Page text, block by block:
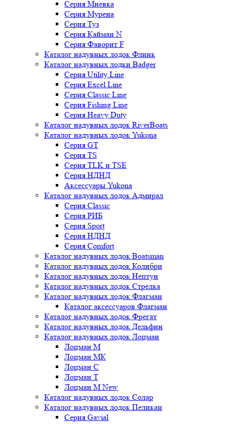
Серия Мневка
Серия Мурена
Серия Туз
Серия Кайман N
Серия Фаворит F
Каталог надувных лодок Флинк
Каталог надувных лодки Badger
Серия Utility Line
Серия Excel Line
Серия Classic Line
Серия Fishing Line
Серия Heavy Duty
Каталог надувных лодок RiverBoats
Каталог надувных лодок Yukona
Серия GT
Серия TS
Серия TLK и TSE
Серия НДНД
Аксессуары Yukona
Каталог надувных лодок Адмирал
Серия Classic
Серия РИБ
Серия Sport
Серия НДНД
Серия Comfort
Каталог надувных лодок Boatsman
Каталог надувных лодок Колибри
Каталог надувных лодок Нептун
Каталог надувных лодок Стрелка
Каталог надувных лодок Флагман
Каталог аксессуаров Флагман
Каталог надувных лодок Фрегат
Каталог надувных лодок Дельфин
Каталог надувных лодок Лоцман
Лоцман М
Лоцман МК
Лоцман С
Лоцман Т
Лоцман М New
Каталог надувных лодок Солар
Каталог надувных лодок Пеликан
Серия Gavial